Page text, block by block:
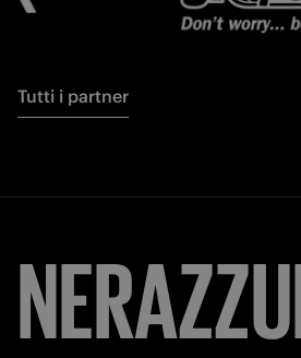
Tutti i partner